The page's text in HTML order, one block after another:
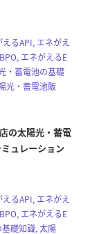
るAPI, エネがえ
エネがえるE
・蓄電池の基礎
光・蓄電池販
の太陽光・蓄電
ュレーション
るAPI, エネがえ
エネがえるE
礎知識, 太陽